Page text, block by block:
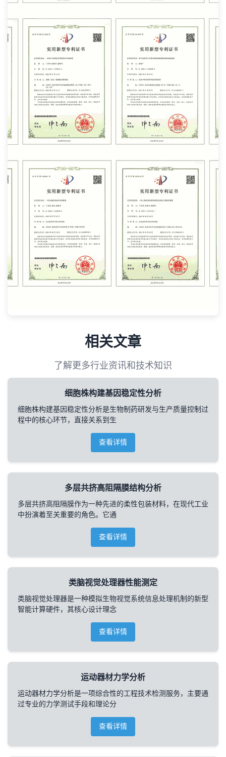
相关文章
了解更多行业资讯和技术知识
细胞株构建基因稳定性分析
细胞株构建基因稳定性分析是生物制药研发与生产质量控制过
程中的核心环节，直接关系到生
查看详情
多层共挤高阻隔膜结构分析
多层共挤高阻隔膜作为一种先进的柔性包装材料，在现代工业
中扮演着至关重要的角色。它通
查看详情
类脑视觉处理器性能测定
类脑视觉处理器是一种模拟生物视觉系统信息处理机制的新型
智能计算硬件，其核心设计理念
查看详情
运动器材力学分析
运动器材力学分析是一项综合性的工程技术检测服务，主要通
过专业的力学测试手段和理论分
查看详情